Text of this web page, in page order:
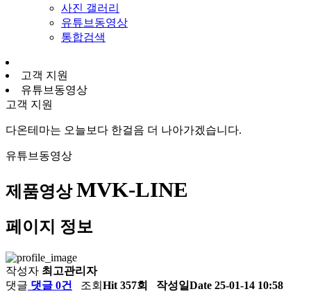
사진 갤러리
유튜브동영상
통합검색
고객 지원
유튜브동영상
고객 지원
다온테마는 오늘보다 한걸음 더 나아가겠습니다.
유튜브동영상
제품영상 MVK-LINE
페이지 정보
작성자 최고관리자
댓글 댓글 0건 조회 Hit 357회 작성일Date 25-01-14 10:58